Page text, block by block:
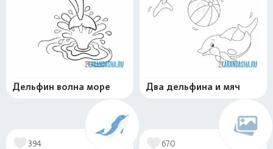
Дельфин волна море Два дельфина и мяч
394 670